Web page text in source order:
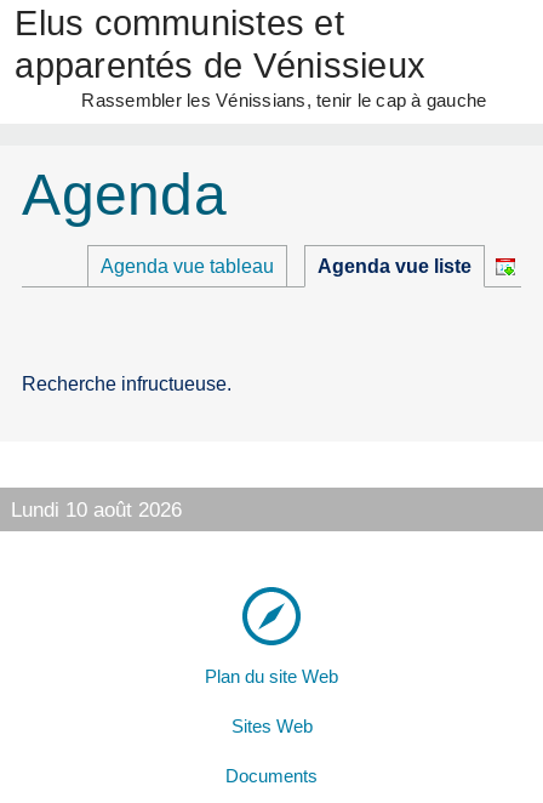
Elus communistes et
apparentés de Vénissieux
Rassembler les Vénissians, tenir le cap à gauche
Agenda
Agenda vue tableau Agenda vue liste
Recherche infructueuse.
Lundi 10 août 2026
Plan du site Web
Sites Web
Documents